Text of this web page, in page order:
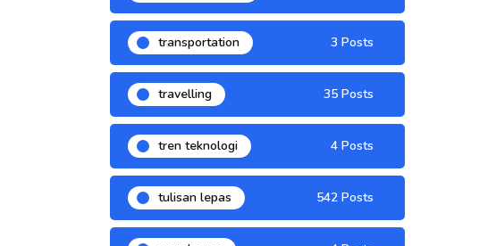
transportation 3 Posts
travelling 35 Posts
tren teknologi 4 Posts
tulisan lepas 542 Posts